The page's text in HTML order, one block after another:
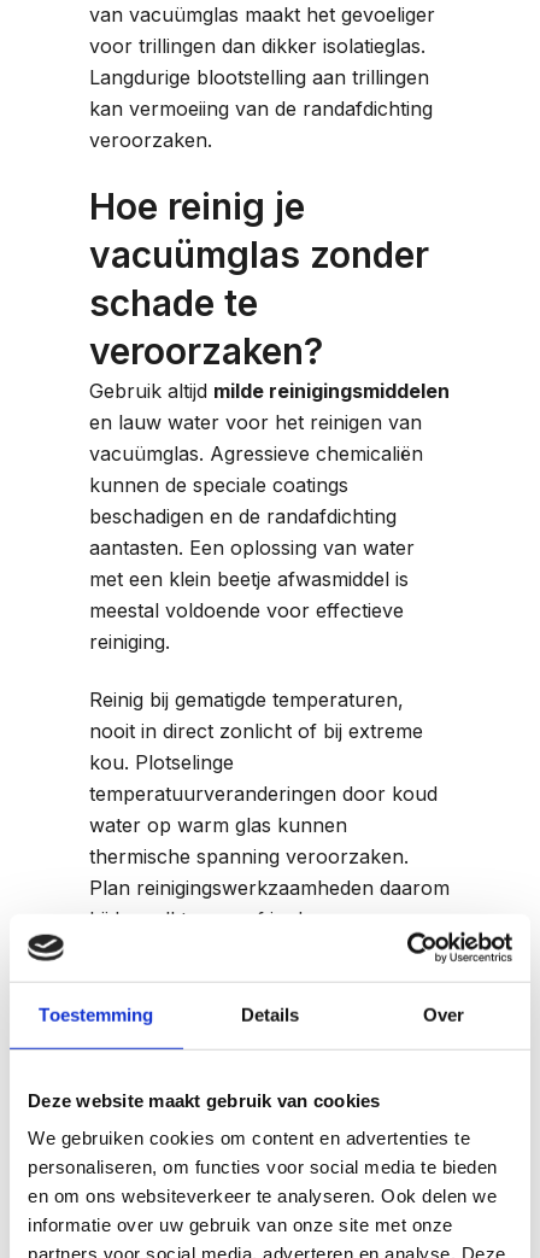
Toestemming Details Over
Deze website maakt gebruik van cookies
We gebruiken cookies om content en advertenties te
personaliseren, om functies voor social media te bieden
en om ons websiteverkeer te analyseren. Ook delen we
informatie over uw gebruik van onze site met onze
partners voor social media, adverteren en analyse. Deze
van vacuümglas maakt het gevoeliger
voor trillingen dan dikker isolatieglas.
Langdurige blootstelling aan trillingen
kan vermoeiing van de randafdichting
veroorzaken.
Hoe reinig je
vacuümglas zonder
schade te
veroorzaken?
Gebruik altijd milde reinigingsmiddelen
en lauw water voor het reinigen van
vacuümglas. Agressieve chemicaliën
kunnen de speciale coatings
beschadigen en de randafdichting
aantasten. Een oplossing van water
met een klein beetje afwasmiddel is
meestal voldoende voor effectieve
reiniging.
Reinig bij gematigde temperaturen,
nooit in direct zonlicht of bij extreme
kou. Plotselinge
temperatuurveranderingen door koud
water op warm glas kunnen
thermische spanning veroorzaken.
Plan reinigingswerkzaamheden daarom
bij bewolkt weer of in de vroege
Gebruik zachte materialen zoals
staalwol of harde borstels die krassen
kunnen veroorzaken. Krassen in het
glasoppervlak zijn niet alleen lelijk,
maar kunnen ook spanningspunten
vormen die later tot scheuren leiden.